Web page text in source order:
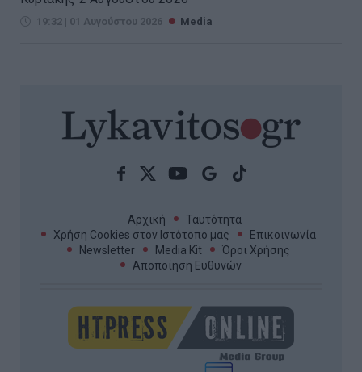
19:32 | 01 Αυγούστου 2026 Media
Αρχική
Ταυτότητα
Χρήση Cookies στον Ιστότοπο μας
Επικοινωνία
Newsletter
Media Kit
Όροι Χρήσης
Αποποίηση Ευθυνών